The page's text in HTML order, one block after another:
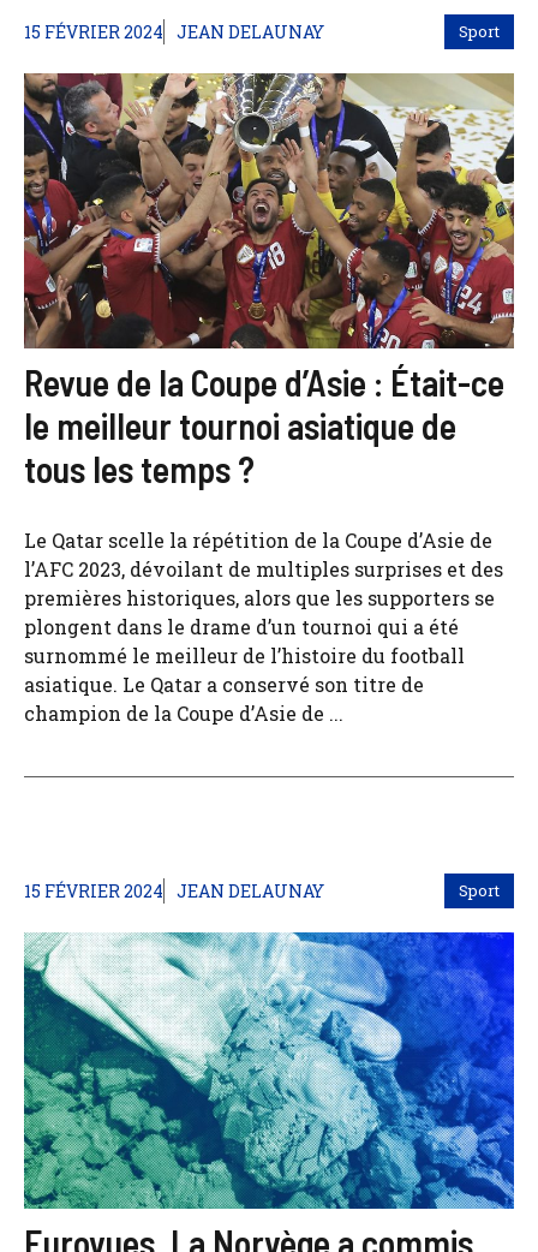
15 FÉVRIER 2024 JEAN DELAUNAY Sport
Revue de la Coupe d’Asie : Était-ce
le meilleur tournoi asiatique de
tous les temps ?
Le Qatar scelle la répétition de la Coupe d’Asie de
l’AFC 2023, dévoilant de multiples surprises et des
premières historiques, alors que les supporters se
plongent dans le drame d’un tournoi qui a été
surnommé le meilleur de l’histoire du football
asiatique. Le Qatar a conservé son titre de
champion de la Coupe d’Asie de ...
15 FÉVRIER 2024 JEAN DELAUNAY Sport
Eurovues. La Norvège a commis